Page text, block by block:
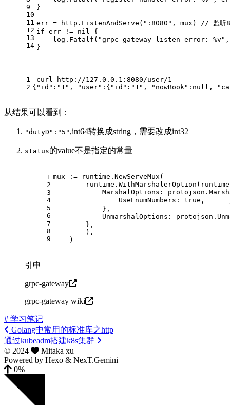
9
10
11
12
13
14
}
err = http.ListenAndServe( ":8080" , mux) // 监听
if err != nil {
    log.Fatalf(
"grpc gateway listen error: %v"
}
1
2
curl http://127.0.0.1:8080/user/1
{"id":"1", "user":{"id":"1", "nowBook":null,
从结果可以看到：
"dutyD":"5" ,int64转换成string，需要改成int32
status的value不是指定的常量
1
2
3
4
5
6
7
8
9
mux := runtime.NewServeMux(
MarshalOptions:
                UseEnumNumbers:
true ,
            },
UnmarshalOptions:
        },
        ),
    )
引申
grpc-gateway
grpc-gateway wiki
# 学习笔记
Golang中常用的标准库之http
通过kubeadm搭建k8s集群
© 2024
Mitaka xu
Powered by Hexo & NexT.Gemini
0%